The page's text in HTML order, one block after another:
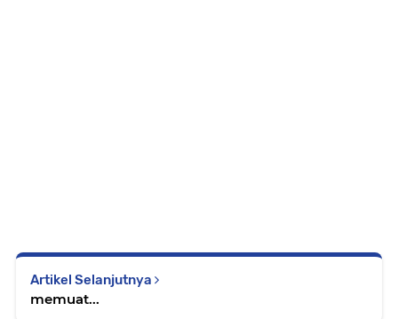
Artikel Selanjutnya
memuat...